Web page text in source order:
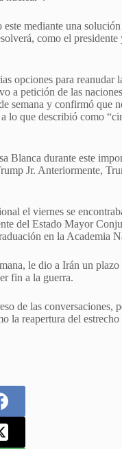
mediante una
como el
opciones para reanudar
a petición de las
semana y confirmó que
lo que describió como
Blanca durante este
Jr. Anteriormente,
el viernes se
del Estado Mayor
en la Academia
le dio a Irán un
fin a la guerra.
de las conversaciones,
la reapertura del